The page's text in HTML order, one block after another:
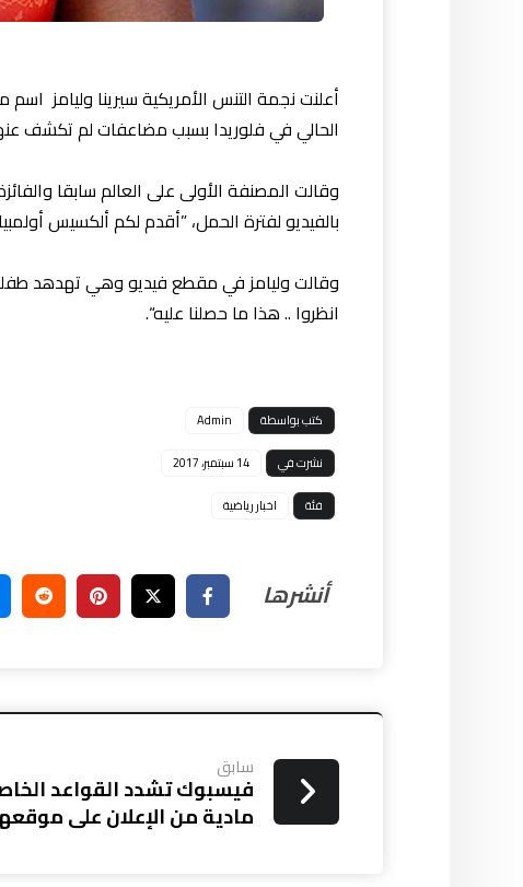
أعلنت نجمة التنس الأمريكية سيرينا وليامز
الحالي في فلوريدا بسبب مضاعفات لم تكشف
بالفيديو لفترة الحمل، ”أقدم لكم ألكسيس
وقالت وليامز في مقطع فيديو وهي تهدهد
انظروا .. هذا ما حصلنا عليه“.
كتب بواسطة
Admin
نشرت في
14 سبتمبر، 2017
فئة
اخبار رياضية
سابق
فيسبوك تشدد القواعد
مادية من الإعلان على